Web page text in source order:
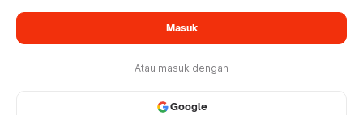
Masuk
Atau masuk dengan
Google